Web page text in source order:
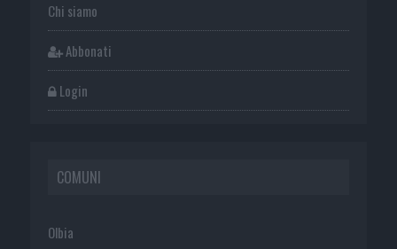
Chi siamo
Abbonati
Login
COMUNI
Olbia